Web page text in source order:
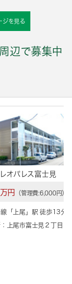
ジを見る
辺で募集中
レオパレス富士見
円 （管理費:6,000円）
「 上尾 」駅 徒歩13分
上尾市富士見２丁目